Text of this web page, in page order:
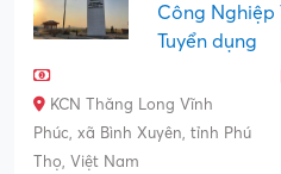
Công Nghiệp
Tuyển dụng
KCN Thăng Long Vĩnh
Phúc, xã Bình Xuyên, tỉnh Phú
Thọ, Việt Nam